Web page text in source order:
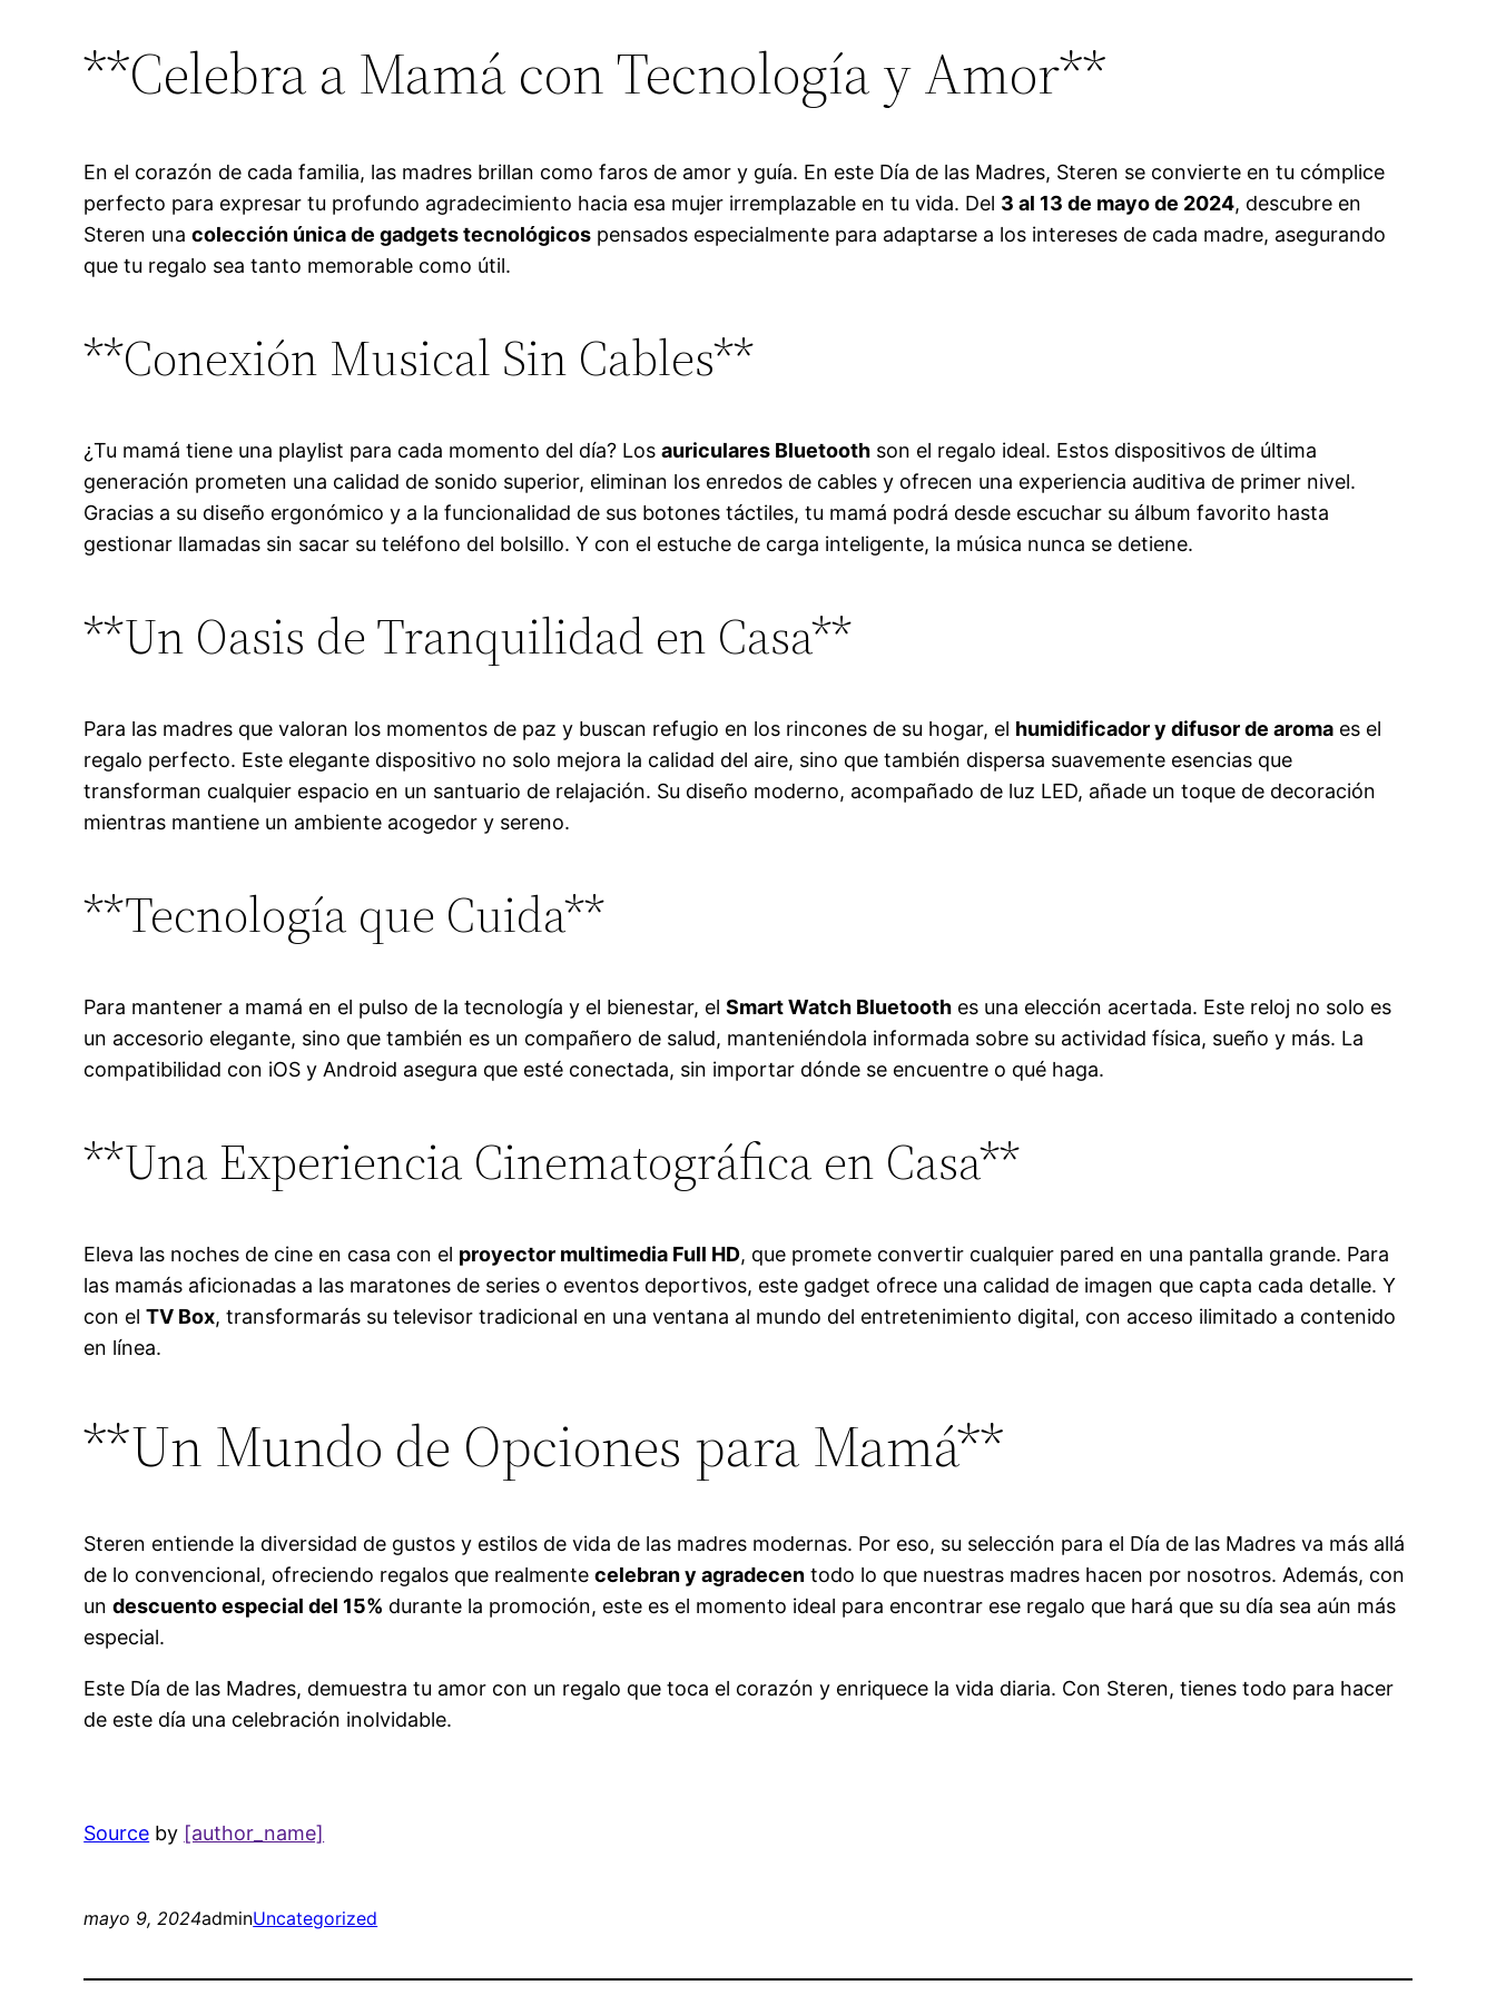
**Celebra a Mamá con Tecnología y Amor**
En el corazón de cada familia, las madres brillan como faros de amor y guía. En este Día de las Madres, Steren se convierte en tu cómplice
perfecto para expresar tu profundo agradecimiento hacia esa mujer irremplazable en tu vida. Del 3 al 13 de mayo de 2024, descubre en
Steren unacolección única de gadgets tecnológicos pensados especialmente para adaptarse a los intereses de cada madre, asegurando
que tu regalo sea tanto memorable como útil.
**Conexión Musical Sin Cables**
¿Tu mamá tiene una playlist para cada momento del día? Losauriculares Bluetooth son el regalo ideal. Estos dispositivos de última
generación prometen una calidad de sonido superior, eliminan los enredos de cables y ofrecen una experiencia auditiva de primer nivel.
Gracias a su diseño ergonómico y a la funcionalidad de sus botones táctiles, tu mamá podrá desde escuchar su álbum favorito hasta
gestionar llamadas sin sacar su teléfono del bolsillo. Y con el estuche de carga inteligente, la música nunca se detiene.
**Un Oasis de Tranquilidad en Casa**
Para las madres que valoran los momentos de paz y buscan refugio en los rincones de su hogar, el humidificador y difusor de aroma es el
regalo perfecto. Este elegante dispositivo no solo mejora la calidad del aire, sino que también dispersa suavemente esencias que
transforman cualquier espacio en un santuario de relajación. Su diseño moderno, acompañado de luz LED, añade un toque de decoración
mientras mantiene un ambiente acogedor y sereno.
**Tecnología que Cuida**
Para mantener a mamá en el pulso de la tecnología y el bienestar, elSmart Watch Bluetooth es una elección acertada. Este reloj no solo es
un accesorio elegante, sino que también es un compañero de salud, manteniéndola informada sobre su actividad física, sueño y más. La
compatibilidad con iOS y Android asegura que esté conectada, sin importar dónde se encuentre o qué haga.
**Una Experiencia Cinematográfica en Casa**
Eleva las noches de cine en casa con el proyector multimedia Full HD, que promete convertir cualquier pared en una pantalla grande. Para
las mamás aficionadas a las maratones de series o eventos deportivos, este gadget ofrece una calidad de imagen que capta cada detalle. Y
con elTV Box, transformarás su televisor tradicional en una ventana al mundo del entretenimiento digital, con acceso ilimitado a contenido
en línea.
**Un Mundo de Opciones para Mamá**
Steren entiende la diversidad de gustos y estilos de vida de las madres modernas. Por eso, su selección para el Día de las Madres va más allá
de lo convencional, ofreciendo regalos que realmentecelebran y agradecen todo lo que nuestras madres hacen por nosotros. Además, con
undescuento especial del 15% durante la promoción, este es el momento ideal para encontrar ese regalo que hará que su día sea aún más
especial.
Este Día de las Madres, demuestra tu amor con un regalo que toca el corazón y enriquece la vida diaria. Con Steren, tienes todo para hacer
de este día una celebración inolvidable.
Source by [author_name]
mayo 9, 2024adminUncategorized